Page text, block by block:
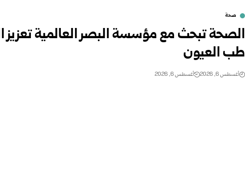
صحة
الصحة تبحث مع مؤسسة البصر العالمية تعزيز
طب العيون ‏
أغسطس 6, 2026 أغسطس 6, 2026